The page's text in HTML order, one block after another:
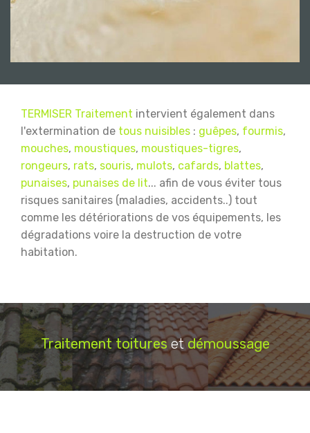
TERMISER Traitement intervient également dans
l'extermination de tous nuisibles : guêpes, fourmis,
mouches, moustiques, moustiques-tigres,
rongeurs, rats, souris, mulots, cafards, blattes,
punaises, punaises de lit... afin de vous éviter tous
risques sanitaires (maladies, accidents..) tout
comme les détériorations de vos équipements, les
dégradations voire la destruction de votre
habitation.
Traitement toitureset démoussage